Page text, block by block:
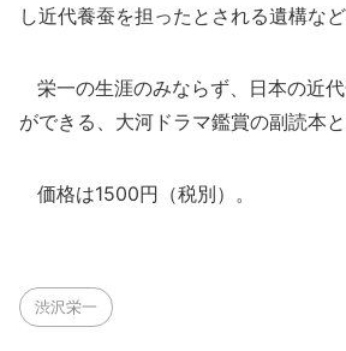
し近代養蚕を担ったとされる遺構など
栄一の生涯のみならず、日本の近
ができる、大河ドラマ鑑賞の副読本と
価格は1500円（税別）。
渋沢栄一